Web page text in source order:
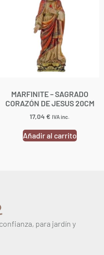
MARFINITE – SAGRADO
CORAZÓN DE JESUS 20CM
17,04€ IVA inc.
Añadir al carrito
para jardín y